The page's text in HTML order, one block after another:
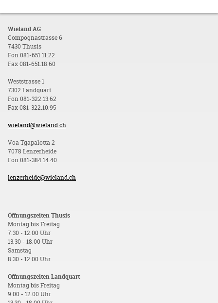
Wieland AG
Compognastrasse 6
7430 Thusis
Fon 081-651.11.22
Fax 081-651.18.60
Weststrasse 1
7302 Landquart
Fon 081-322.13.62
Fax 081-322.10.95
wieland@wieland.ch
Voa Tgapalotta 2
7078 Lenzerheide
Fon 081-384.14.40
lenzerheide@wieland.ch
Öffnungszeiten Thusis
Montag bis Freitag
7.30 - 12.00 Uhr
13.30 - 18.00 Uhr
Samstag
8.30 - 12.00 Uhr
Öffnungszeiten Landquart
Montag bis Freitag
9.00 - 12.00 Uhr